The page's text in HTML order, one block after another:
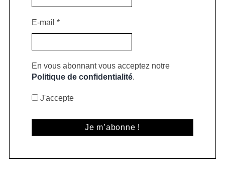
E-mail *
En vous abonnant vous acceptez notre
Politique de confidentialité.
J'accepte